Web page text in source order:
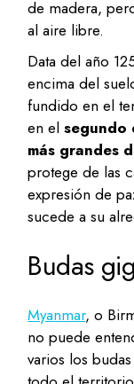
de madera,
al aire libre.
Data del año
encima del
fundido en el
en elsegundo
más grandes
protege de las
expresión de
sucede a su
Budas
Myanmar, o
no puede
varios los